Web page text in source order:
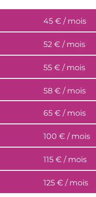
45 € / mois
52 € / mois
55 € / mois
58 € / mois
65 € / mois
100 € / mois
115 € / mois
125 € / mois